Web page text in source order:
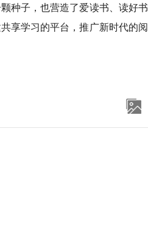
种子，也营造了爱读书、读好
享学习的平台，推广新时代的